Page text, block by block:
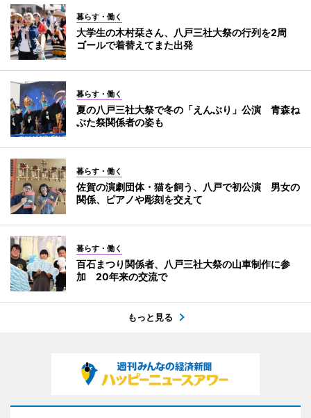
暮らす・働く
大学生の木村栞さん、八戸三社大祭の行列を2周
ゴールで着替えてまた出発
暮らす・働く
夏の八戸三社大祭で冬の「えんぶり」公演 青森ね
ぶた祭関係者の姿も
暮らす・働く
佐賀の演劇団体・猫を飼う、八戸で初公演 男女の
関係、ピアノや彫刻を交えて
暮らす・働く
百石まつり関係者、八戸三社大祭の山車制作に参
加 20年来の交流で
もっと見る